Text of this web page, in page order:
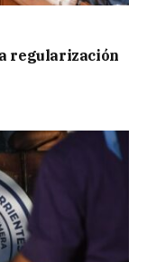
regularización